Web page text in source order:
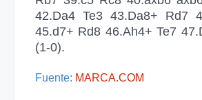
42.Da4 Te3 43.Da8+ Rd7
45.d7+ Rd8 46.Ah4+ Te7
(1-0).
Fuente: MARCA.COM